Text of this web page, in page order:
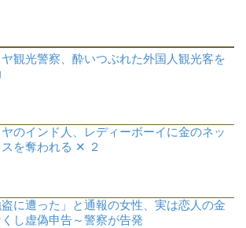
観光警察、酔いつぶれた外国人観光客を
のインド人、レディーボーイに金のネッ
スを奪われる ✕ ２
盗に遭った」と通報の女性、実は恋人の金
くし虚偽申告～警察が告発